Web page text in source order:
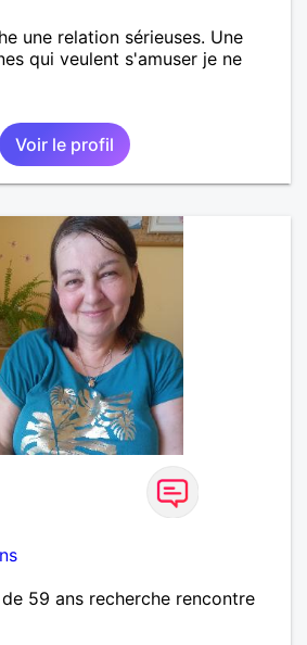
une relation sérieuses. Une
qui veulent s'amuser je ne
Voir le profil
59 ans recherche rencontre